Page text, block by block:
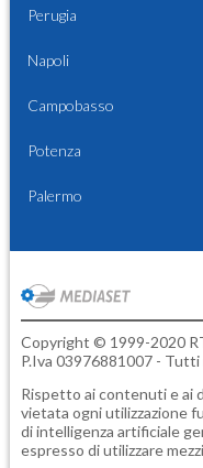
Perugia
Napoli
Campobasso
Potenza
Palermo
Copyright © 1999-2020
P.Iva 03976881007 -
Rispetto ai contenuti e ai
vietata ogni utilizzazione
di intelligenza artificiale
espresso di utilizzare